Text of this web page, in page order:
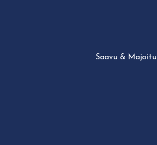
Saavu & Majoitu